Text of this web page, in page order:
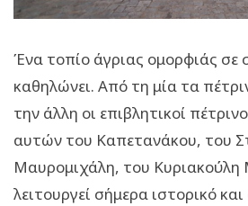
Ένα τοπίο άγριας ομορφιάς σε
καθηλώνει. Από τη μία τα
την άλλη οι επιβλητικοί
αυτών του Καπετανάκου, του
Μαυρομιχάλη, του
λειτουργεί σήμερα ιστορικό και